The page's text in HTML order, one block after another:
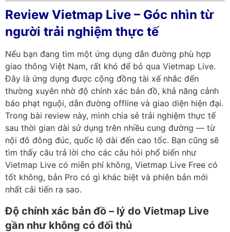
Review Vietmap Live – Góc nhìn từ
người trải nghiệm thực tế
Nếu bạn đang tìm một ứng dụng dẫn đường phù hợp
giao thông Việt Nam, rất khó để bỏ qua Vietmap Live.
Đây là ứng dụng được cộng đồng tài xế nhắc đến
thường xuyên nhờ độ chính xác bản đồ, khả năng cảnh
báo phạt nguội, dẫn đường offline và giao diện hiện đại.
Trong bài review này, mình chia sẻ trải nghiệm thực tế
sau thời gian dài sử dụng trên nhiều cung đường — từ
nội đô đông đúc, quốc lộ dài đến cao tốc. Bạn cũng sẽ
tìm thấy câu trả lời cho các câu hỏi phổ biến như
Vietmap Live có miễn phí không, Vietmap Live Free có
tốt không, bản Pro có gì khác biệt và phiên bản mới
nhất cải tiến ra sao.
Độ chính xác bản đồ – lý do Vietmap Live
gần như không có đối thủ